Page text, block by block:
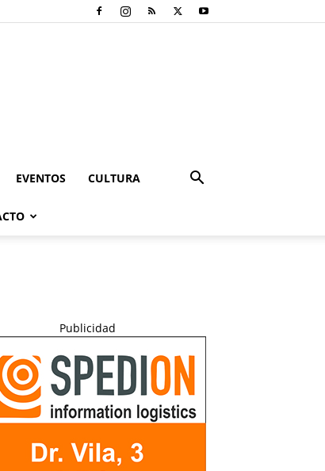
EVENTOS CULTURA
Publicidad